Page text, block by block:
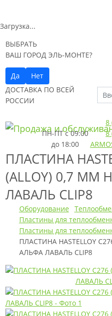
Загрузка...
ВЫБРАТЬ
ВАШ ГОРОД ЭЛЬ-МОНТЕ?
Да
Нет
ДОСТАВКА ПО ВСЕЙ
РОССИИ
ПН-ПТс 09:00
до 18:00
8
8
ПЛАСТИНА
(ALLOY) 0,7 ММ
ЛАВАЛЬ CLIP8
Оборудование
Пластины для
Пластины для
ПЛАСТИНА HASTELLOY
АЛЬФА ЛАВАЛЬ CLIP8